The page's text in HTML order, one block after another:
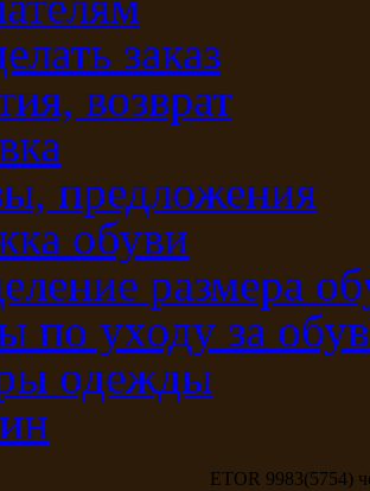
заказ
возврат
предложения
обуви
размера
по уходу за
одежды
ETOR 9983(5754)